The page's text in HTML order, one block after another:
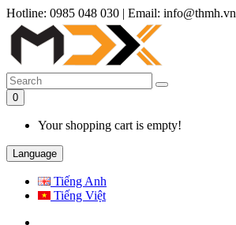
Hotline: 0985 048 030 | Email: info@thmh.vn
0
Your shopping cart is empty!
Language
Tiếng Anh
Tiếng Việt